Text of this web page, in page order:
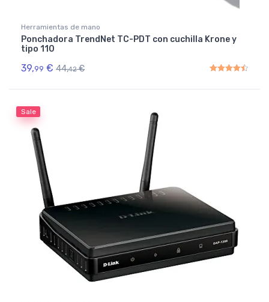
Herramientas de mano
Ponchadora TrendNet TC-PDT con cuchilla Krone y
tipo 110
39,99 € 44,42 €
Sale